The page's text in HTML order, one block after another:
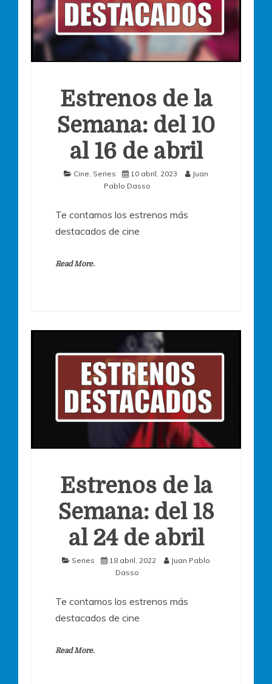
Estrenos de la
Semana: del 10
al 16 de abril
Cine Series 10 abril, 2023
Juan
Pablo Dasso
Te contamos los estrenos más
destacados de cine
Read More.
Estrenos de la
Semana: del 18
al 24 de abril
Series 18 abril, 2022
Juan Pablo
Dasso
Te contamos los estrenos más
destacados de cine
Read More.